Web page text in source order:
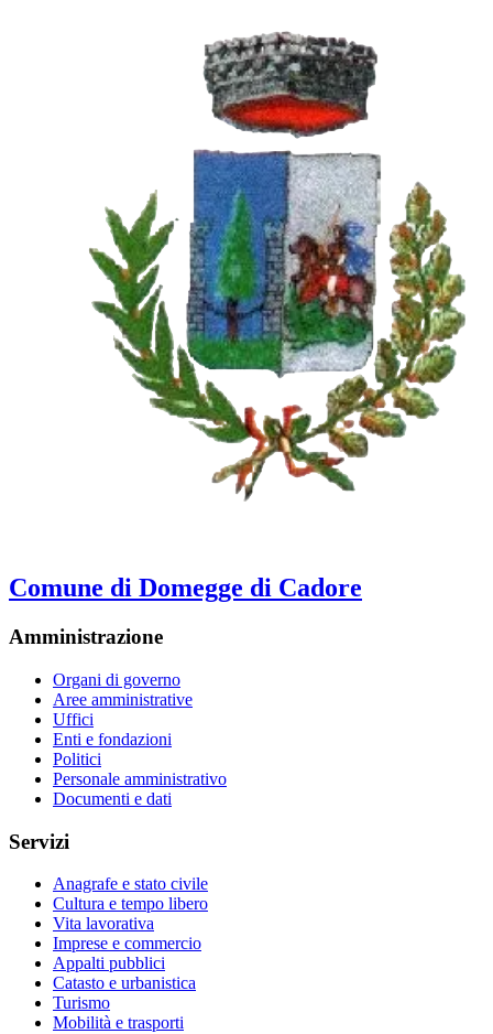
Comune di Domegge di Cadore
Amministrazione
Organi di governo
Aree amministrative
Uffici
Enti e fondazioni
Politici
Personale amministrativo
Documenti e dati
Servizi
Anagrafe e stato civile
Cultura e tempo libero
Vita lavorativa
Imprese e commercio
Appalti pubblici
Catasto e urbanistica
Turismo
Mobilità e trasporti